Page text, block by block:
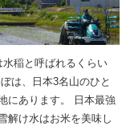
水稲と呼ばれるくらい
は、日本3名山のひと
にあります。
日本最強
解け水はお米を美味し